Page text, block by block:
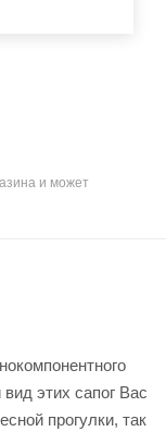
и может
этих сапог Вас
прогулки, так